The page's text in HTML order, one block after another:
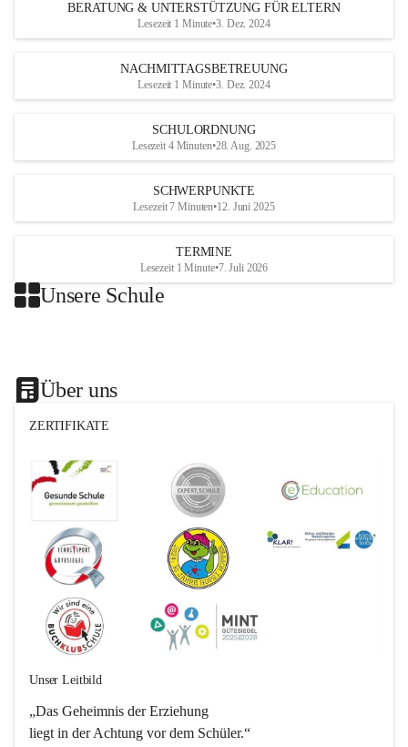
BERATUNG & UNTERSTÜTZUNG FÜR ELTERN
Lesezeit 1 Minute•3. Dez. 2024
NACHMITTAGSBETREUUNG
Lesezeit 1 Minute•3. Dez. 2024
SCHULORDNUNG
Lesezeit 4 Minuten•28. Aug. 2025
SCHWERPUNKTE
Lesezeit 7 Minuten•12. Juni 2025
TERMINE
Lesezeit 1 Minute•7. Juli 2026
Unsere Schule
Über uns
ZERTIFIKATE
Unser Leitbild
„Das Geheimnis der Erziehung
liegt in der Achtung vor dem Schüler.“